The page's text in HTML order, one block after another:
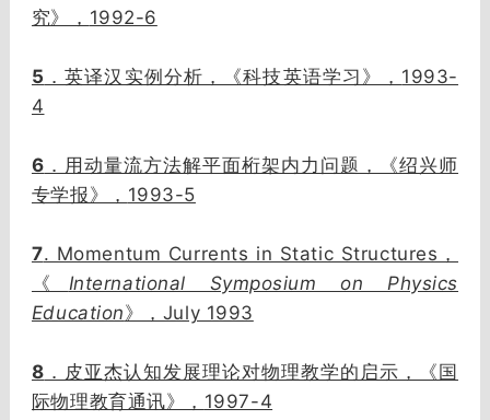
究》， 1992-6
5 ．英译汉实例分析，《科技英语学习》， 1993-
4
6 ．用动量流方法解平面桁架内力问题，《绍兴师
专学报》， 1993-5
7. Momentum Currents in Static Structures，
《 International Symposium on Physics
Education》，July 1993
8 ．皮亚杰认知发展理论对物理教学的启示，《国
际物理教育通讯》， 1997-4